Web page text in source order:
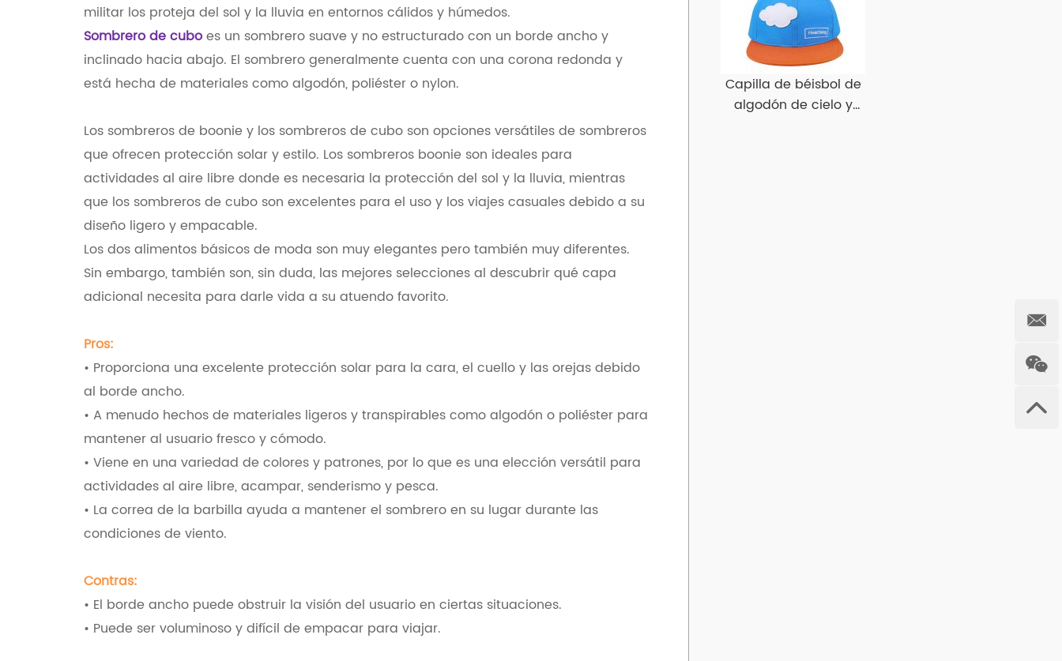
militar los proteja del sol y la lluvia en entornos cálidos y húmedos.
Sombrero de cuboes un sombrero suave y no estructurado con un borde ancho y
inclinado hacia abajo. El sombrero generalmente cuenta con una corona redonda y
está hecha de materiales como algodón, poliéster o nylon.
Los sombreros de boonie y los sombreros de cubo son opciones versátiles de sombreros
que ofrecen protección solar y estilo. Los sombreros boonie son ideales para
actividades al aire libre donde es necesaria la protección del sol y la lluvia, mientras
que los sombreros de cubo son excelentes para el uso y los viajes casuales debido a su
diseño ligero y empacable.
Los dos alimentos básicos de moda son muy elegantes pero también muy diferentes.
Sin embargo, también son, sin duda, las mejores selecciones al descubrir qué capa
adicional necesita para darle vida a su atuendo favorito.
Pros:
• Proporciona una excelente protección solar para la cara, el cuello y las orejas debido
al borde ancho.
• A menudo hechos de materiales ligeros y transpirables como algodón o poliéster para
mantener al usuario fresco y cómodo.
• Viene en una variedad de colores y patrones, por lo que es una elección versátil para
actividades al aire libre, acampar, senderismo y pesca.
• La correa de la barbilla ayuda a mantener el sombrero en su lugar durante las
condiciones de viento.
Contras:
• El borde ancho puede obstruir la visión del usuario en ciertas situaciones.
• Puede ser voluminoso y difícil de empacar para viajar.
Capilla de béisbol de
algodón de cielo y